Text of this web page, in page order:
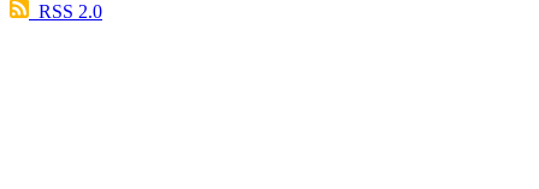
RSS 2.0